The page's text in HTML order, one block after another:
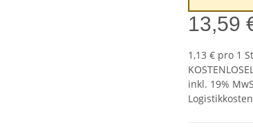
13,59
1,13 € pro 1
KOSTENLOSE
inkl. 19%